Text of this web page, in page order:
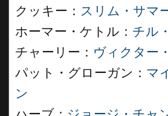
クッキー： スリム・サマ
ホーマー・ケトル： チル
チャーリー： ヴィクター
パット・グローガン： マ
ン